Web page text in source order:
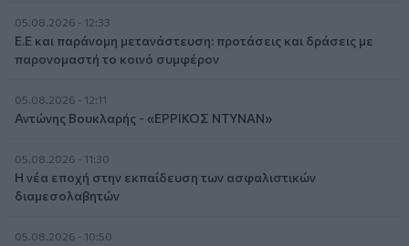
05.08.2026 - 12:33
Ε.Ε και παράνομη μετανάστευση: προτάσεις και δράσεις με
παρονομαστή το κοινό συμφέρον
05.08.2026 - 12:11
Αντώνης Βουκλαρής - «ΕΡΡΙΚΟΣ ΝΤΥΝΑΝ»
05.08.2026 - 11:30
Η νέα εποχή στην εκπαίδευση των ασφαλιστικών
διαμεσολαβητών
05.08.2026 - 10:50